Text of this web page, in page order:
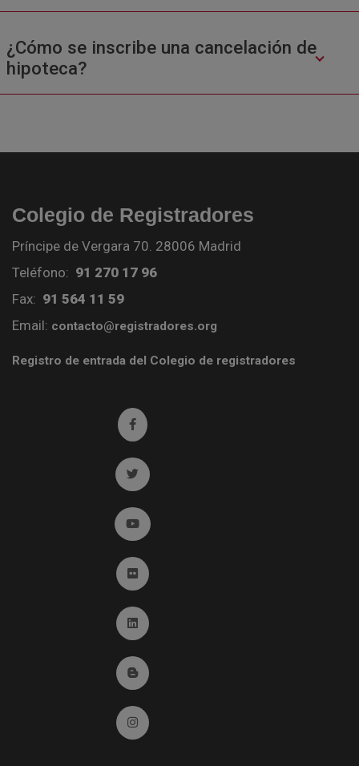
¿Cómo se inscribe una cancelación de
hipoteca?
Colegio de Registradores
Príncipe de Vergara 70. 28006 Madrid
Teléfono: 91 270 17 96
Fax: 91 564 11 59
Email: contacto@registradores.org
Registro de entrada del Colegio de registradores
Ir a facebook (abre en ventana nueva)
Ir a twitter (abre en ventana nueva)
Ir a YouTube (abre en ventana nueva)
Ir a Flickr (abre en ventana nueva)
Ir a Linkedin (abre en ventana nueva)
Ir al Blog (abre en ventana nueva)
Ir a Instagram (abre en ventana nueva)